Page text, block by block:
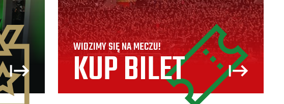
WIDZIMY SIĘ NA MECZU!
KUP BILET